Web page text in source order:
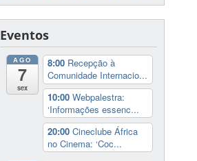
Eventos
AGO
7
sex
8:00 Recepção à
Comunidade Internacio...
10:00 Webpalestra:
‘Informações essenc...
20:00 Cineclube África
no Cinema: ‘Coc...